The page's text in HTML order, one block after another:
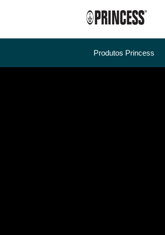
Produtos Princess